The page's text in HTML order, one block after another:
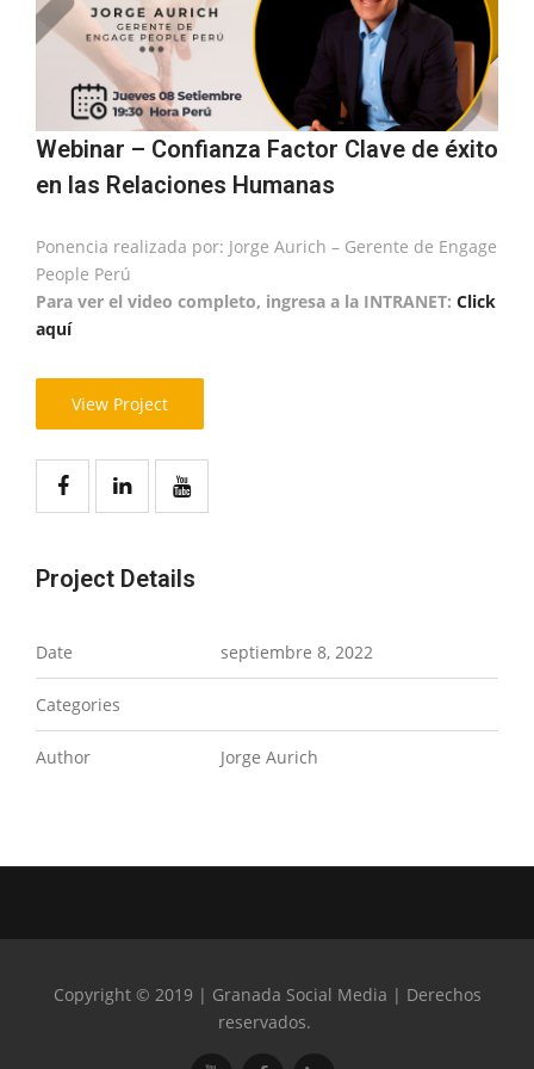
Webinar – Confianza Factor Clave de éxito
en las Relaciones Humanas
Ponencia realizada por: Jorge Aurich – Gerente de Engage
People Perú
Para ver el video completo, ingresa a la INTRANET: Click
aquí
View Project
Project Details
Date septiembre 8, 2022
Categories
Author Jorge Aurich
Copyright © 2019 | Granada Social Media | Derechos
reservados.